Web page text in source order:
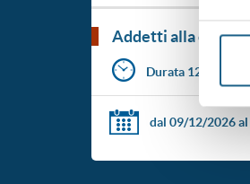
addetti alla
Durata 12 ore
dal 09/12/2026